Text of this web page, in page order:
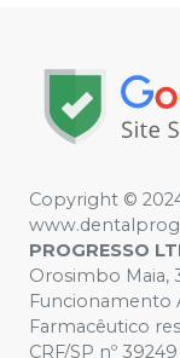
Copyright ©
PROGRESSO
Orosimbo Maia,
Funcionamento
Farmacêutico
CRF/SP nº